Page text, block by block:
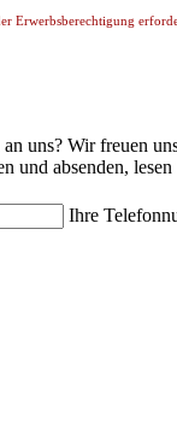
Erwerbsberechtigung
uns? Wir freuen
und absenden, lesen
Ihre